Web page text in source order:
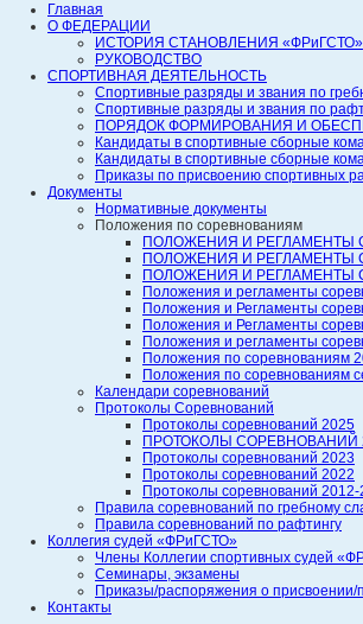
Главная
О ФЕДЕРАЦИИ
ИСТОРИЯ СТАНОВЛЕНИЯ «ФРиГСТО»
РУКОВОДСТВО
СПОРТИВНАЯ ДЕЯТЕЛЬНОСТЬ
Спортивные разряды и звания по
Спортивные разряды и звания по
ПОРЯДОК ФОРМИРОВАНИЯ И
Кандидаты в спортивные сборные
Кандидаты в спортивные сборные
Приказы по присвоению спортивных
Документы
Нормативные документы
Положения по соревнованиям
ПОЛОЖЕНИЯ И РЕГЛАМЕНТЫ
ПОЛОЖЕНИЯ И РЕГЛАМЕНТЫ
ПОЛОЖЕНИЯ И РЕГЛАМЕНТЫ
Положения и регламенты
Положения и Регламенты
Положения и Регламенты
Положения и регламенты
Положения по соревнованиям
Положения по соревнованиям
Календари соревнований
Протоколы Соревнований
Протоколы соревнований 2025
ПРОТОКОЛЫ СОРЕВНОВАНИЙ
Протоколы соревнований 2023
Протоколы соревнований 2022
Протоколы соревнований 2012-
Правила соревнований по гребному
Правила соревнований по рафтингу
Коллегия судей «ФРиГСТО»
Члены Коллегии спортивных судей
Семинары, экзамены
Приказы/распоряжения о присвоении/
Контакты